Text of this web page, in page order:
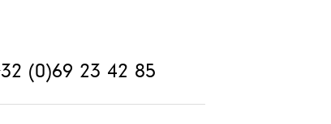
(0)69 23 42 85